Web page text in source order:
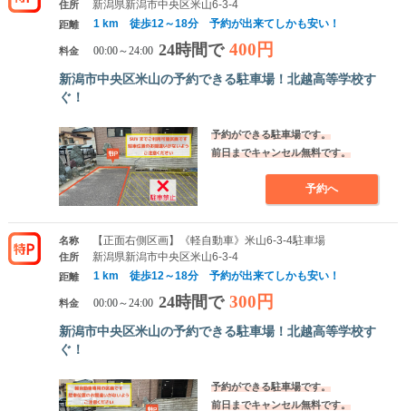
住所 新潟県新潟市中央区米山6-3-4
距離 1 km 徒歩12～18分 予約が出来てしかも安い！
料金 00:00～24:00 24時間で 400円
新潟市中央区米山の予約できる駐車場！北越高等学校す
ぐ！
予約ができる駐車場です。
前日までキャンセル無料です。
予約へ
名称 【正面右側区画】《軽自動車》米山6-3-4駐車場
住所 新潟県新潟市中央区米山6-3-4
距離 1 km 徒歩12～18分 予約が出来てしかも安い！
料金 00:00～24:00 24時間で 300円
新潟市中央区米山の予約できる駐車場！北越高等学校す
ぐ！
予約ができる駐車場です。
前日までキャンセル無料です。